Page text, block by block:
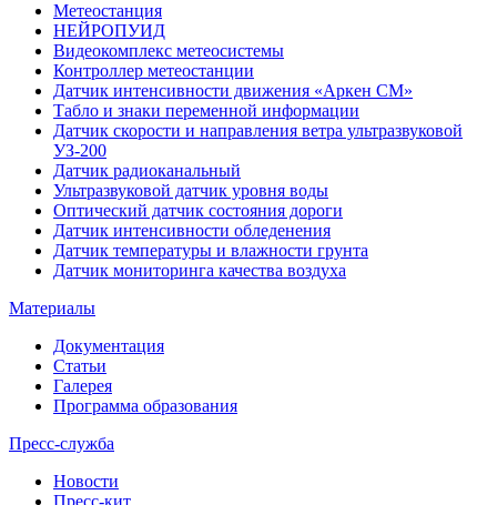
Метеостанция
НЕЙРОПУИД
Видеокомплекс метеосистемы
Контроллер метеостанции
Датчик интенсивности движения «Аркен СМ»
Табло и знаки переменной информации
Датчик скорости и направления ветра ультразвуковой
УЗ-200
Датчик радиоканальный
Ультразвуковой датчик уровня воды
Оптический датчик состояния дороги
Датчик интенсивности обледенения
Датчик температуры и влажности грунта
Датчик мониторинга качества воздуха
Материалы
Документация
Статьи
Галерея
Программа образования
Пресс-служба
Новости